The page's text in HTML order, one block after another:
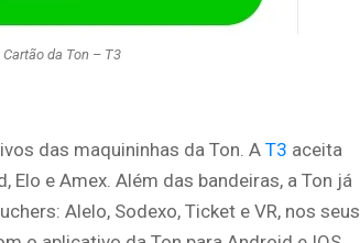
da Ton – T3
das maquininhas da Ton. AT3 aceita
Elo e Amex. Além das bandeiras, a Ton já
Alelo, Sodexo, Ticket e VR, nos seus